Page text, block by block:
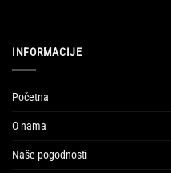
INFORMACIJE
Početna
O nama
Naše pogodnosti